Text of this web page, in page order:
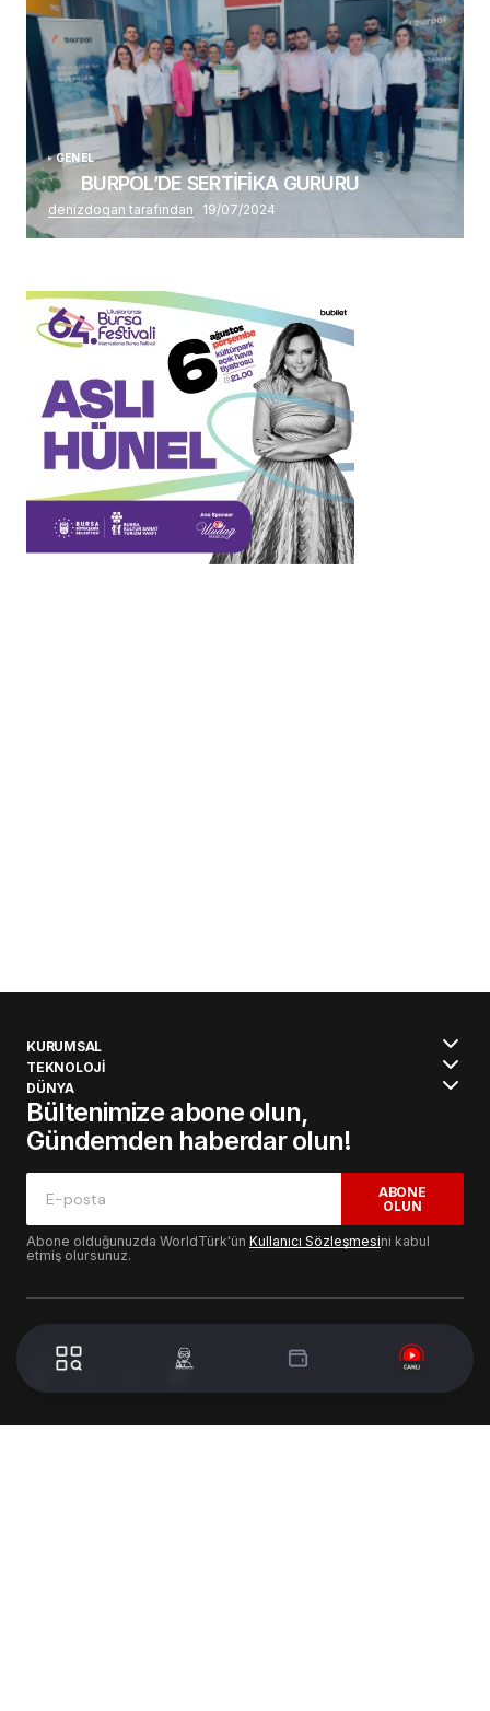
GENEL
BURPOL’DE SERTİFİKA GURURU
denizdogan tarafından 19/07/2024
KURUMSAL
TEKNOLOJİ
DÜNYA
Bültenimize abone olun,
Gündemden haberdar olun!
ABONE
OLUN
Abone olduğunuzda WorldTürk'ün Kullanıcı Sözleşmesini kabul
etmiş olursunuz.
© 2024 WorldTurk. Tüm Hakları Saklıdır. - Tasarım & Geliştirme :
Volion's